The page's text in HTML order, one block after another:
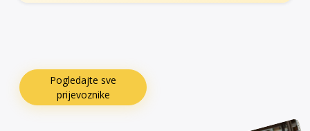
Pogledajte sve
prijevoznike